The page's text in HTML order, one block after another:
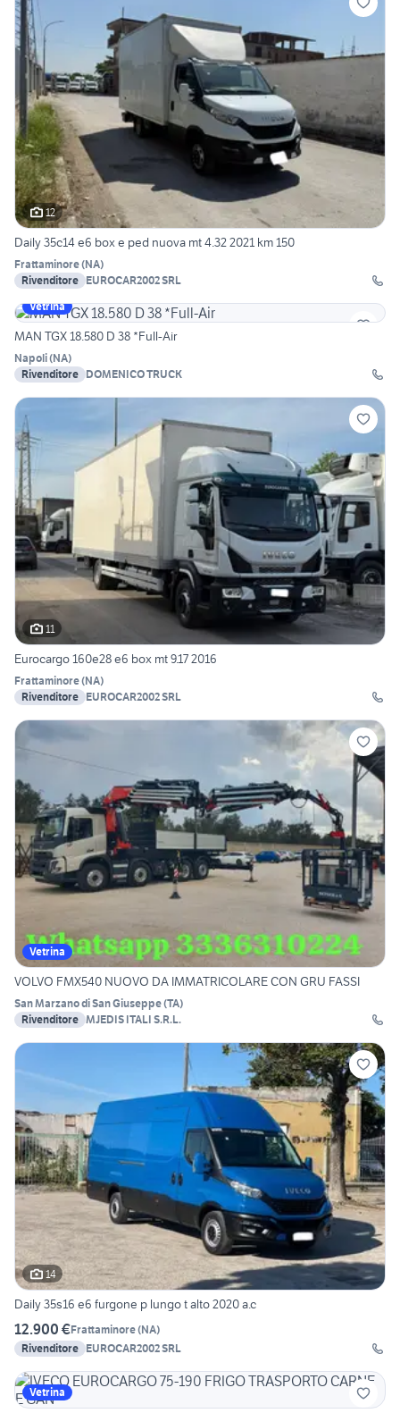
12
Daily 35c14 e6 box e ped nuova mt 4.32 2021 km 150
Frattaminore(NA)
Rivenditore EUROCAR2002 SRL
Vetrina
MAN TGX 18.580 D 38 *Full-Air
Napoli(NA)
Rivenditore DOMENICO TRUCK
11
Eurocargo 160e28 e6 box mt 9.17 2016
Frattaminore(NA)
Rivenditore EUROCAR2002 SRL
Vetrina
VOLVO FMX540 NUOVO DA IMMATRICOLARE CON GRU FASSI
San Marzano di San Giuseppe(TA)
Rivenditore MJEDIS ITALI S.R.L.
14
Daily 35s16 e6 furgone p lungo t alto 2020 a.c
12.900 €Frattaminore(NA)
Rivenditore EUROCAR2002 SRL
Vetrina